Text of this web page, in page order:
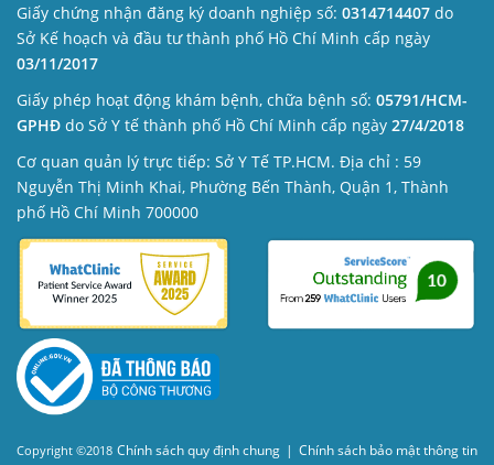
Giấy chứng nhận đăng ký doanh nghiệp số: 0314714407 do
Sở Kế hoạch và đầu tư thành phố Hồ Chí Minh cấp ngày
03/11/2017
Giấy phép hoạt động khám bệnh, chữa bệnh số: 05791/HCM-
GPHĐ do Sở Y tế thành phố Hồ Chí Minh cấp ngày 27/4/2018
Cơ quan quản lý trực tiếp: Sở Y Tế TP.HCM. Địa chỉ : 59
Nguyễn Thị Minh Khai, Phường Bến Thành, Quận 1, Thành
phố Hồ Chí Minh 700000
Chính sách quy định chung | Chính sách bảo mật thông tin
Copyright ©2018